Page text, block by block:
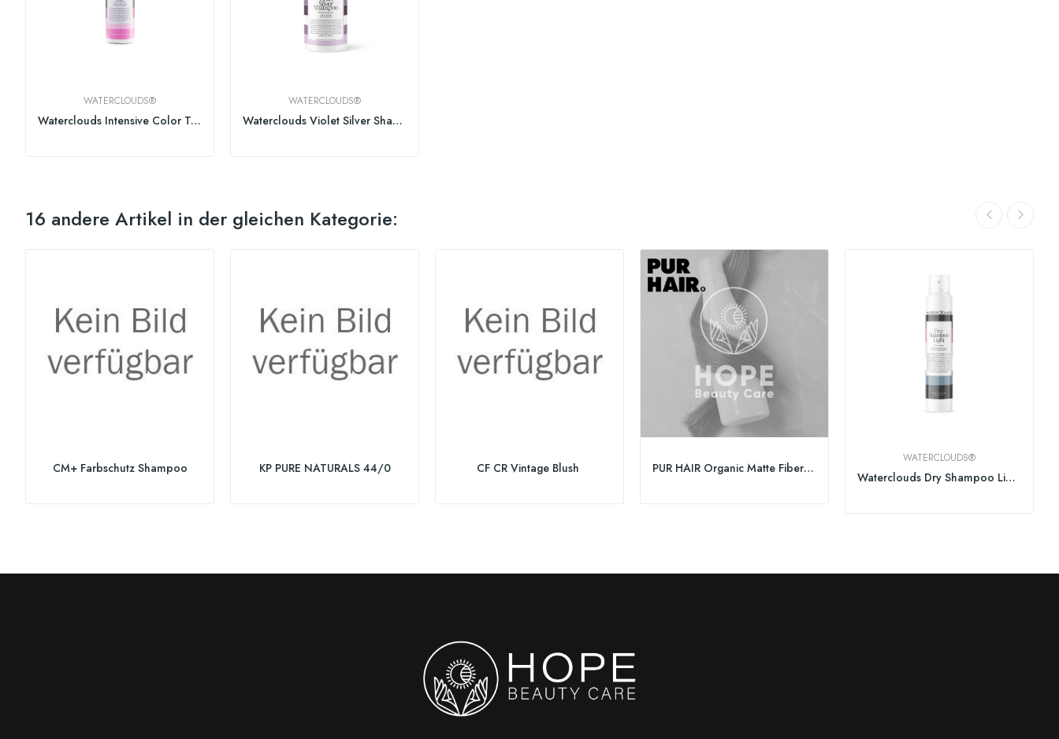
WATERCLOUDS®
Waterclouds Intensive Color Treatment 150ml
WATERCLOUDS®
Waterclouds Violet Silver Shampoo
16 andere Artikel in der gleichen Kategorie:
CM+ Farbschutz Shampoo KP PURE NATURALS 44/0 CF CR Vintage Blush PUR HAIR Organic Matte Fiber 100ml
WATERCLOUDS®
Waterclouds Dry Shampoo Light 200ml